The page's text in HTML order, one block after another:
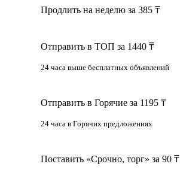
Небольшие вагончики (контейнеры).
Долгосрочная аренда рассматривается.
Продлить на неделю за 385 ₸
Отправить в ТОП за 1440 ₸
24 часа выше бесплатных объявлений
Отправить в Горячие за 1195 ₸
24 часа в Горячих предложениях
Поставить «Срочно, торг» за 90 ₸